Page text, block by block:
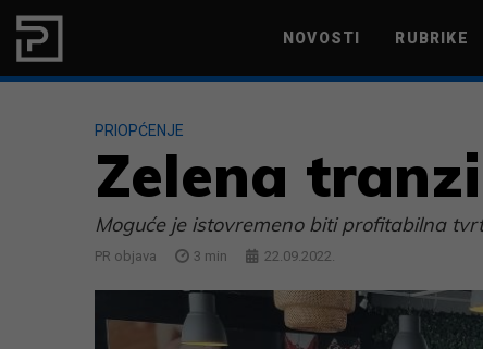
Skip to content NOVOSTI RUBRIKE
PRIOPĆENJE
Zelena
Moguće je istovremeno biti profitabilna
PR objava 3 min 22.09.2022.